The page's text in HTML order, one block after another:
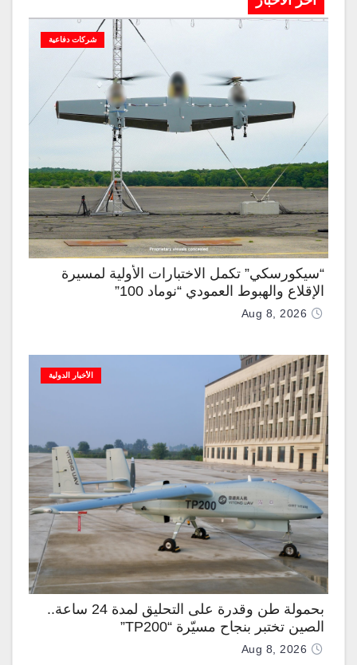
شركات دفاعية
“سيكورسكي” تكمل الاختبارات الأولية لمسيرة
الإقلاع والهبوط العمودي “نوماد 100”
Aug 8, 2026
الأخبار الدولية
بحمولة طن وقدرة على التحليق لمدة 24 ساعة..
الصين تختبر بنجاح مسيّرة “TP200”
Aug 8, 2026